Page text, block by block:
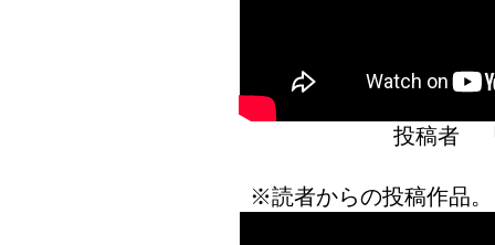
投稿者
※読者からの投稿作品